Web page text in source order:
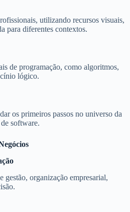
utilizando recursos visuais,
para diferentes contextos.
de programação, como algoritmos,
lógico.
os primeiros passos no universo da
software.
gestão, organização empresarial,